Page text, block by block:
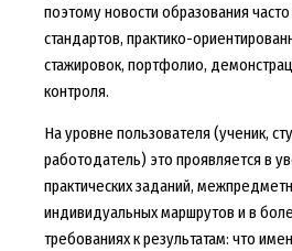
поэтому новости образования
стандартов, практико-
стажировок, портфолио,
контроля.
На уровне пользователя (ученик,
работодатель) это проявляется в
практических заданий,
индивидуальных маршрутов и в
требованиях к результатам: что